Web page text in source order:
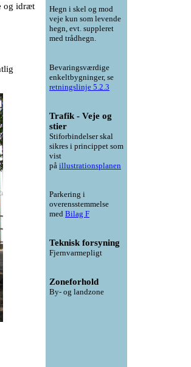
og idræt
Hegn i skel og mod
veje kun som levende
hegn, evt. suppleret
med trådhegn.
Bevaringsværdige
enkeltbygninger, se
retningslinje 5.2.3
Trafik - Veje og
stier
Stiforbindelser skal
sikres i princippet som
vist
på illustrationsplanen
Parkering i
overensstemmelse
med Bilag F
Teknisk forsyning
Fjernvarmepligt
Zoneforhold
By- og landzone